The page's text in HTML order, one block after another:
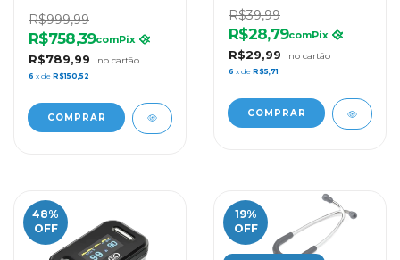
R$999,99
R$789,99
R$758,39comPix
6 x de R$150,52
R$39,99
R$29,99
R$28,79comPix
6 x de R$5,71
48%
OFF
19%
OFF